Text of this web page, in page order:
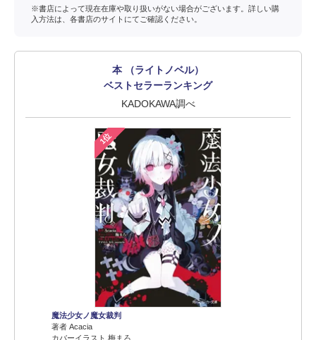
※書店によって現在在庫や取り扱いがない場合がございます。詳しい購
入方法は、各書店のサイトにてご確認ください。
本 （ライトノベル）
ベストセラーランキング
KADOKAWA調べ
1位
魔法少女ノ魔女裁判
著者 Acacia
カバーイラスト 梅まろ